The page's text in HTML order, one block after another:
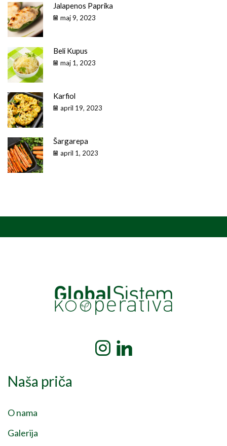
Jalapenos Paprika
maj 9, 2023
Beli Kupus
maj 1, 2023
Karfiol
april 19, 2023
Šargarepa
april 1, 2023
Naša priča
O nama
Galerija